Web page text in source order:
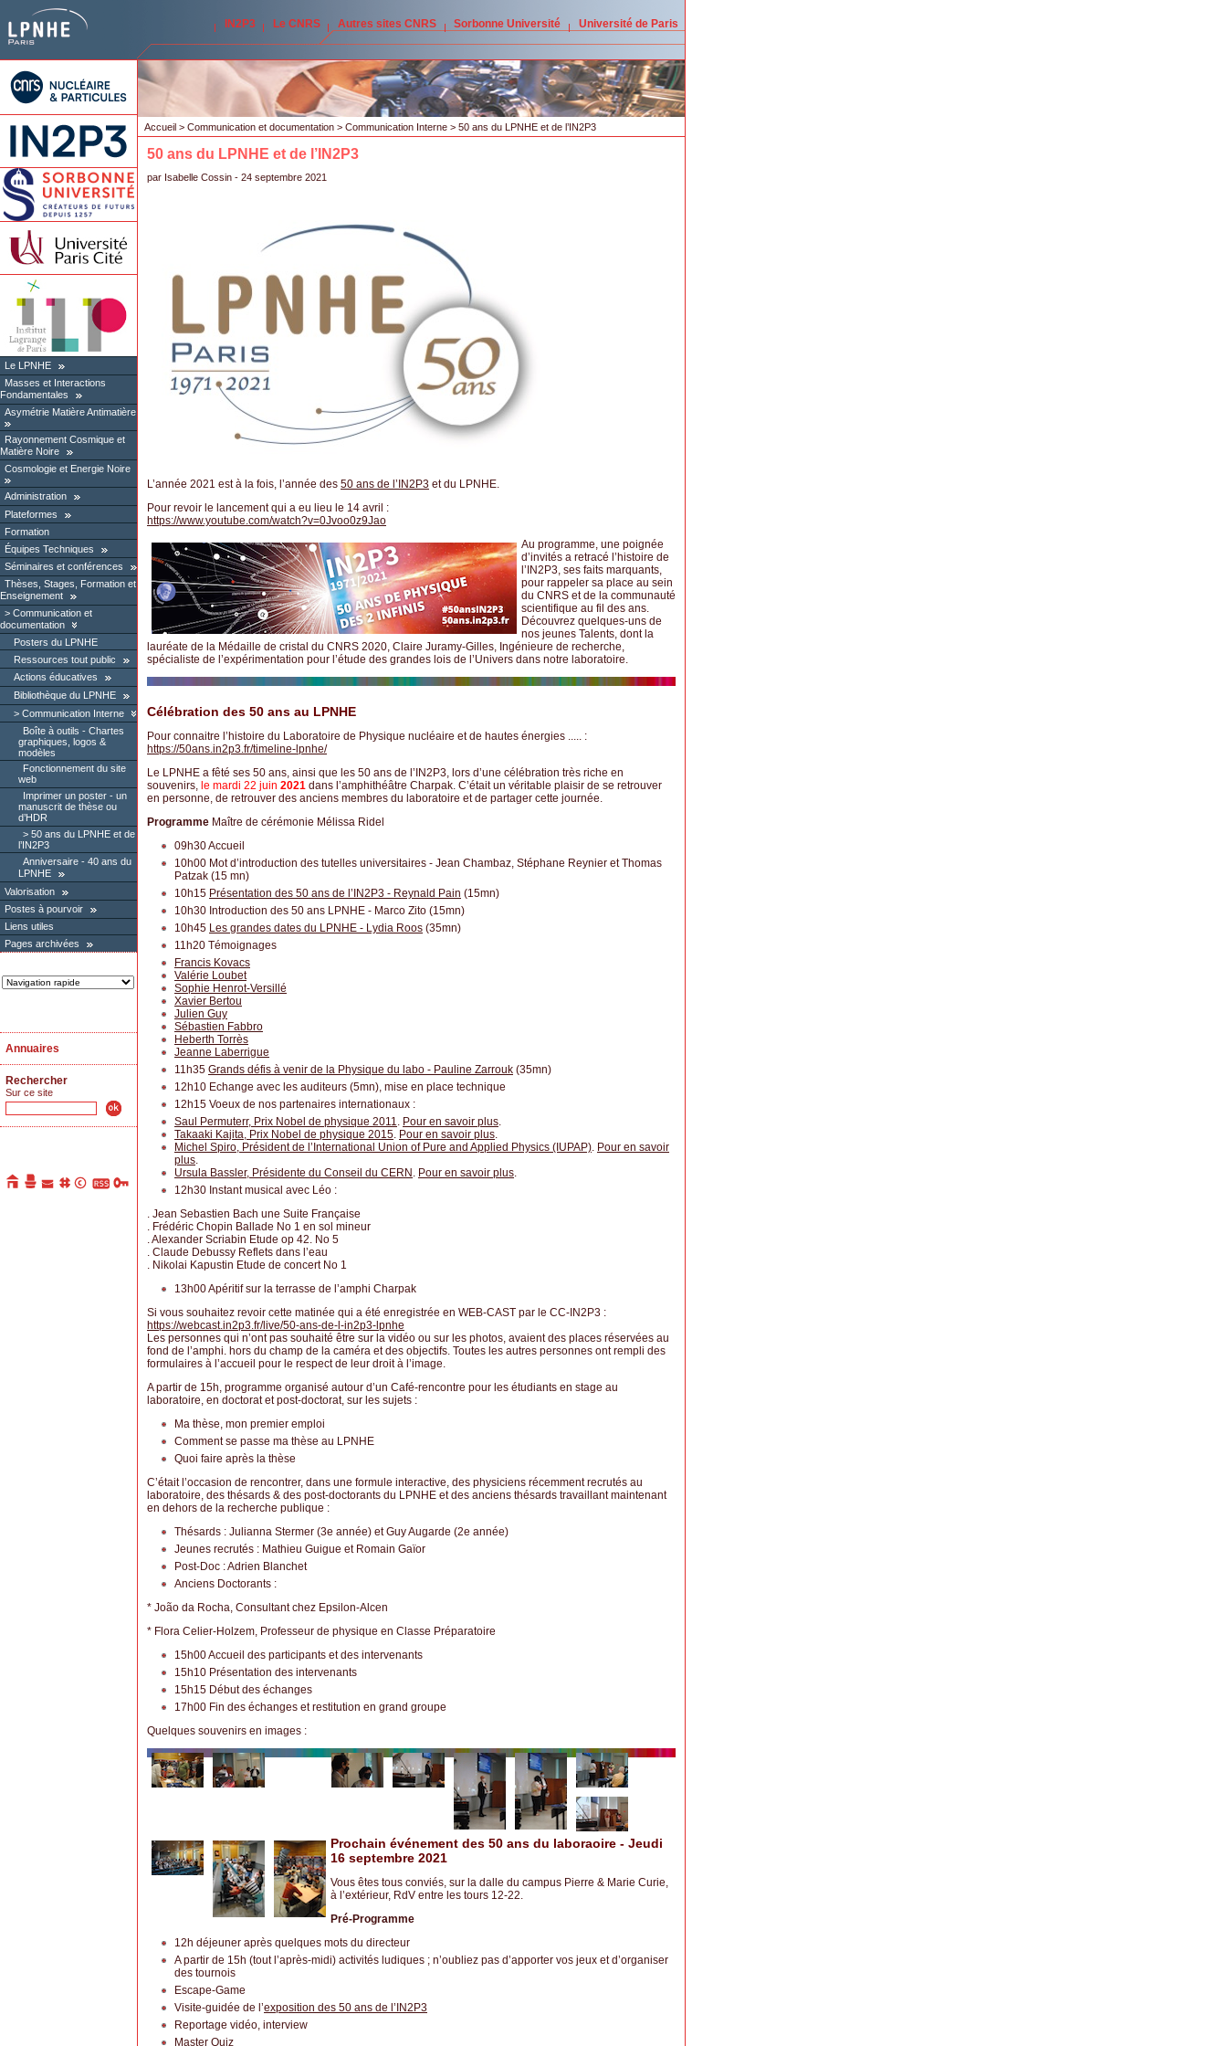
IN2P3 Le CNRS Autres sites CNRS Sorbonne Université Université de Paris
Le LPNHE
Masses et Interactions
Fondamentales
Asymétrie Matière Antimatière
Rayonnement Cosmique et
Matière Noire
Cosmologie et Energie Noire
Administration
Plateformes
Formation
Équipes Techniques
Séminaires et conférences
Thèses, Stages, Formation et
Enseignement
Communication et
documentation
Posters du LPNHE
Ressources tout public
Actions éducatives
Bibliothèque du LPNHE
Communication Interne
Boîte à outils - Chartes
graphiques, logos &
modèles
Fonctionnement du site
web
Imprimer un poster - un
manuscrit de thèse ou
d’HDR
50 ans du LPNHE et de
l’IN2P3
Anniversaire - 40 ans du
LPNHE
Valorisation
Postes à pourvoir
Liens utiles
Pages archivées
Annuaires
Rechercher
Sur ce site
Accueil > Communication et documentation > Communication Interne > 50 ans du LPNHE et de l’IN2P3
50 ans du LPNHE et de l’IN2P3
par Isabelle Cossin - 24 septembre 2021
L’année 2021 est à la fois, l’année des 50 ans de l’IN2P3 et du LPNHE.
Pour revoir le lancement qui a eu lieu le 14 avril :
https://www.youtube.com/watch?v=0Jvoo0z9Jao
Au programme, une poignée
d’invités a retracé l’histoire de
l’IN2P3, ses faits marquants,
pour rappeler sa place au sein
du CNRS et de la communauté
scientifique au fil des ans.
Découvrez quelques-uns de
nos jeunes Talents, dont la
lauréate de la Médaille de cristal du CNRS 2020, Claire Juramy-Gilles, Ingénieure de recherche,
spécialiste de l’expérimentation pour l’étude des grandes lois de l’Univers dans notre laboratoire.
Célébration des 50 ans au LPNHE
Pour connaitre l’histoire du Laboratoire de Physique nucléaire et de hautes énergies ..... :
https://50ans.in2p3.fr/timeline-lpnhe/
Le LPNHE a fêté ses 50 ans, ainsi que les 50 ans de l’IN2P3, lors d’une célébration très riche en
souvenirs, le mardi 22 juin 2021 dans l’amphithéâtre Charpak. C’était un véritable plaisir de se retrouver
en personne, de retrouver des anciens membres du laboratoire et de partager cette journée.
Programme Maître de cérémonie Mélissa Ridel
09h30 Accueil
10h00 Mot d’introduction des tutelles universitaires - Jean Chambaz, Stéphane Reynier et Thomas
Patzak (15 mn)
10h15 Présentation des 50 ans de l’IN2P3 - Reynald Pain (15mn)
10h30 Introduction des 50 ans LPNHE - Marco Zito (15mn)
10h45 Les grandes dates du LPNHE - Lydia Roos (35mn)
11h20 Témoignages
Francis Kovacs
Valérie Loubet
Sophie Henrot-Versillé
Xavier Bertou
Julien Guy
Sébastien Fabbro
Heberth Torrès
Jeanne Laberrigue
11h35 Grands défis à venir de la Physique du labo - Pauline Zarrouk (35mn)
12h10 Echange avec les auditeurs (5mn), mise en place technique
12h15 Voeux de nos partenaires internationaux :
Saul Permuterr, Prix Nobel de physique 2011. Pour en savoir plus.
Takaaki Kajita, Prix Nobel de physique 2015. Pour en savoir plus.
Michel Spiro, Président de l’International Union of Pure and Applied Physics (IUPAP). Pour en savoir
plus.
Ursula Bassler, Présidente du Conseil du CERN . Pour en savoir plus.
12h30 Instant musical avec Léo :
. Jean Sebastien Bach une Suite Française
. Frédéric Chopin Ballade No 1 en sol mineur
. Alexander Scriabin Etude op 42. No 5
. Claude Debussy Reflets dans l’eau
. Nikolai Kapustin Etude de concert No 1
13h00 Apéritif sur la terrasse de l’amphi Charpak
Si vous souhaitez revoir cette matinée qui a été enregistrée en WEB-CAST par le CC-IN2P3 :
https://webcast.in2p3.fr/live/50-ans-de-l-in2p3-lpnhe
Les personnes qui n’ont pas souhaité être sur la vidéo ou sur les photos, avaient des places réservées au
fond de l’amphi. hors du champ de la caméra et des objectifs. Toutes les autres personnes ont rempli des
formulaires à l’accueil pour le respect de leur droit à l’image.
A partir de 15h, programme organisé autour d’un Café-rencontre pour les étudiants en stage au
laboratoire, en doctorat et post-doctorat, sur les sujets :
Ma thèse, mon premier emploi
Comment se passe ma thèse au LPNHE
Quoi faire après la thèse
C’était l’occasion de rencontrer, dans une formule interactive, des physiciens récemment recrutés au
laboratoire, des thésards & des post-doctorants du LPNHE et des anciens thésards travaillant maintenant
en dehors de la recherche publique :
Thésards : Julianna Stermer (3e année) et Guy Augarde (2e année)
Jeunes recrutés : Mathieu Guigue et Romain Gaïor
Post-Doc : Adrien Blanchet
Anciens Doctorants :
* João da Rocha, Consultant chez Epsilon-Alcen
* Flora Celier-Holzem, Professeur de physique en Classe Préparatoire
15h00 Accueil des participants et des intervenants
15h10 Présentation des intervenants
15h15 Début des échanges
17h00 Fin des échanges et restitution en grand groupe
Quelques souvenirs en images :
Prochain événement des 50 ans du laboraoire - Jeudi
16 septembre 2021
Vous êtes tous conviés, sur la dalle du campus Pierre & Marie Curie,
à l’extérieur, RdV entre les tours 12-22.
Pré-Programme
12h déjeuner après quelques mots du directeur
A partir de 15h (tout l’après-midi) activités ludiques ; n’oubliez pas d’apporter vos jeux et d’organiser
des tournois
Escape-Game
Visite-guidée de l’exposition des 50 ans de l’IN2P3
Reportage vidéo, interview
Master Quiz